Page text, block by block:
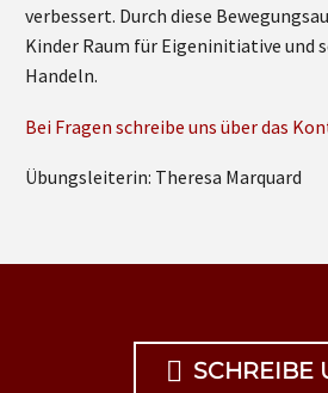
verbessert. Durch diese
Kinder Raum für Eigeninitiative und
Handeln.
Bei Fragen schreibe uns über das
Übungsleiterin: Theresa Marquard
 SCHREIBE